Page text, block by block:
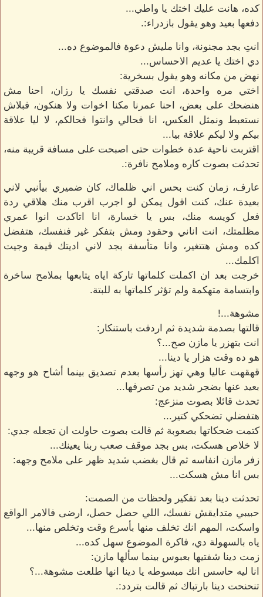
كده، هانت عليك اختك يا واطي...
دفعها بعيد وهو يقول بازدراء:.
انتِ بجد مجنونة، وانا مليش دعوة فالموضوع ده...
دي اختك يا عديم الاحساس...
نهض من مكانه وهو يقول بسخرية:
اختي مره واحدة، انت صدقتي نفسك يا رزان، احنا مش
هنضحك على بعض، احنا عمرنا مكنا اخوات ولا هنكون، فبلاش
نستعبط ونمثل العكس، انا فحالي وانتوا فحالكم، لا ليا علاقة
بيكم ولا ليكم علاقة بيا...
اقتربت ناحية عدة خطوات حتى اصبحت على مسافة قريبة منه،
تحدثت بصوت كاره وملامح نافرة:.
عارف، زمان كنت بحس اني ظلماك، كان ضميري بيأنبي لاني
بعيدة عنك، كنت اقول يمكن لو اجرب اقرب منك هلاقي ردة
فعل كويسه منك، بس يا خسارة، انا اتاكدت انوا عمري
مظلمتك، انت اناني وحقود ومش بتفكر غير فنفسك، هتفضل
كده ومش هتتغير، وانا متأسفة بجد لاني اديتك قيمة وجيت
اكلمك...
خرجت بعد ان اكملت كلماتها تاركة اياه يتابعها بملامح ساخرة
وابتسامة متهكمة ولم تؤثر كلماتها به للبتة.
مشوهة...!
قالتها بصدمة شديدة ثم اردفت باستنكار:
انت بتهزر يا مازن صح...؟
هو ده وقت هزار يا دينا...
قهقهت عاليا وهي تهز رأسها بعدم تصديق بينما أشاح هو وجهه
بعيد عنها بضجر شديد من تصرفها...
تحدث قائلا بصوت منزعج:
هتفضلي تضحكي كتير...
كتمت ضحكاتها بصعوبة ثم قالت بصوت حاولت ان تجعله جدي:
لا خلاص هسكت، بس بجد موقف صعب ربنا يعينك...
زفر مازن انفاسه ثم قال بغضب شديد ظهر على ملامح وجهه:
بس انا مش هسكت...
تحدثت دينا بعد تفكير ولحظات من الصمت:
حبيبي متدايقش نفسك، اللي حصل حصل، ارضى فالامر الواقع
واسكت، المهم انك تخلف منها بأسرع وقت وتخلص منها...
ياه بالسهولة دي، فاكرة الموضوع سهل كده...
زمت دينا شفتيها بعبوس بينما سألها مازن:
انا ليه حاسس انك مبسوطه يا دينا انها طلعت مشوهة...؟
تنحنحت دينا بارتباك ثم قالت بتردد:.